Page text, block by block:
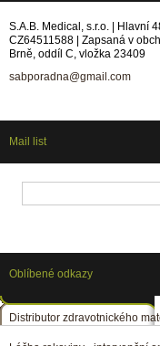
S.A.B. Medical, s.r.o. | Hlavní
CZ64511588 | Zapsaná v
Brně, oddíl C, vložka 23409
sabporadna@gmail.com
Mail list
Oblíbené odkazy
Distributor zdravotnického